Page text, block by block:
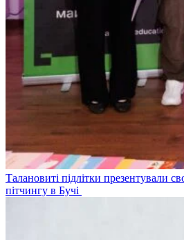
Талановиті підлітки презентували
пітчингу в Бучі